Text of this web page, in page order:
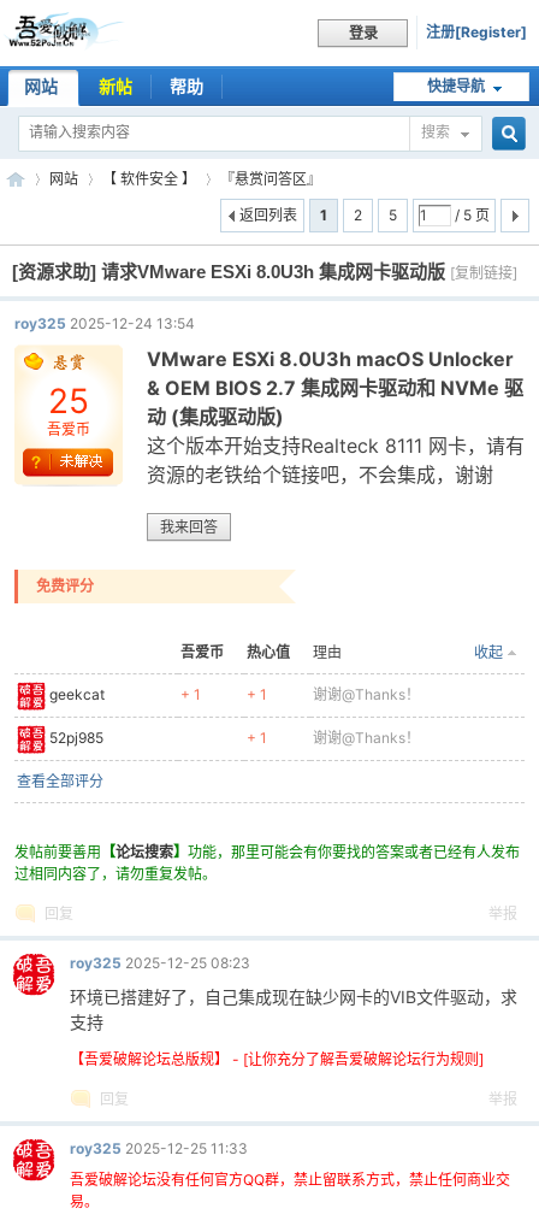
登录 注册[Register]
快捷导航
网站 新帖 帮助
搜索
索
吾
破
»
网站
›
【 软件安全 】
›
『悬赏问答区』
1
2 5 / 5 页
返回列表
[资源求助] 请求VMware ESXi 8.0U3h 集成网卡驱动版 [复制链接]
roy325 2025-12-24 13:54
25
吾爱币
VMware ESXi 8.0U3h macOS Unlocker
& OEM BIOS 2.7 集成网卡驱动和 NVMe 驱
动 (集成驱动版)
这个版本开始支持Realteck 8111 网卡，请有
资源的老铁给个链接吧，不会集成，谢谢
我来回答
免费评分
吾爱币 热心值 收起
理由
geekcat + 1 + 1 谢谢@Thanks！
52pj985 + 1 谢谢@Thanks！
查看全部评分
发帖前要善用 【论坛搜索】 功能，那里可能会有你要找的答案或者已经有人发布
过相同内容了，请勿重复发帖。
回复 举报
roy325 2025-12-25 08:23
环境已搭建好了，自己集成现在缺少网卡的VIB文件驱动，求
支持
【吾爱破解论坛总版规】 - [让你充分了解吾爱破解论坛行为规则]
回复 举报
roy325 2025-12-25 11:33
吾爱破解论坛没有任何官方QQ群，禁止留联系方式，禁止任何商业交
易。